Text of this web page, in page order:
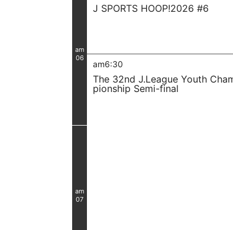
am
06
J SPORTS HOOP!2026 #6
am6:30
The 32nd J.League Youth
pionship Semi-final
am
07